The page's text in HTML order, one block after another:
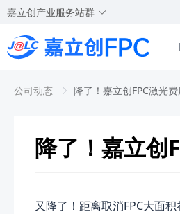
嘉立创产业服务站群
公司动态 降了！嘉立创FPC激光
降了！嘉立创
又降了！距离取消FPC大面